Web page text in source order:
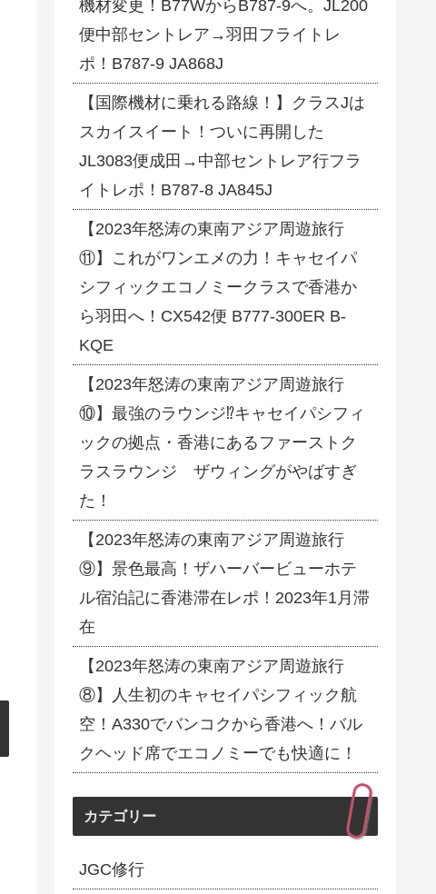
機材変更！B77WからB787-9へ。JL200
便中部セントレア→羽田フライトレ
ポ！B787-9 JA868J
【国際機材に乗れる路線！】クラスJは
スカイスイート！ついに再開した
JL3083便成田→中部セントレア行フラ
イトレポ！B787-8 JA845J
【2023年怒涛の東南アジア周遊旅行
⑪】これがワンエメの力！キャセイパ
シフィックエコノミークラスで香港か
ら羽田へ！CX542便 B777-300ER B-
KQE
【2023年怒涛の東南アジア周遊旅行
⑩】最強のラウンジ⁉キャセイパシフィ
ックの拠点・香港にあるファーストク
ラスラウンジ ザウィングがやばすぎ
た！
【2023年怒涛の東南アジア周遊旅行
⑨】景色最高！ザハーバービューホテ
ル宿泊記に香港滞在レポ！2023年1月滞
在
【2023年怒涛の東南アジア周遊旅行
⑧】人生初のキャセイパシフィック航
空！A330でバンコクから香港へ！バル
クヘッド席でエコノミーでも快適に！
カテゴリー
JGC修行